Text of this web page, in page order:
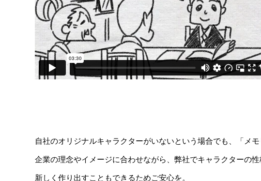
自社のオリジナルキャラクターがいないという場合でも、「メ
企業の理念やイメージに合わせながら、弊社でキャラクターの
新しく作り出すこともできるためご安心を。